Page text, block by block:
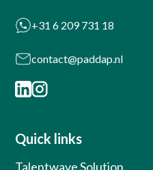
+31 6 209 731 18
contact@paddap.nl
Quick links
Talentwave Solution